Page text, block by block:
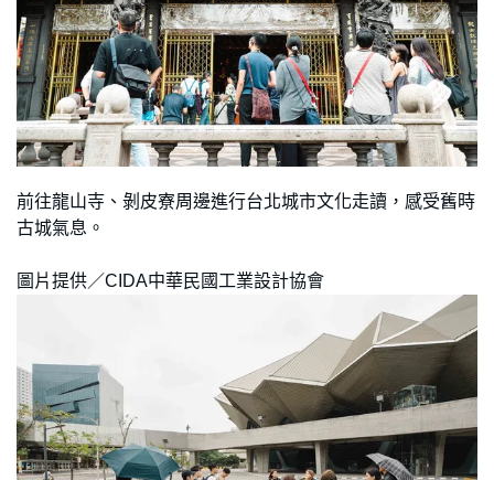
前往龍山寺、剝皮寮周邊進行台北城市文化走讀，感受舊時
古城氣息。
圖片提供／CIDA中華民國工業設計協會